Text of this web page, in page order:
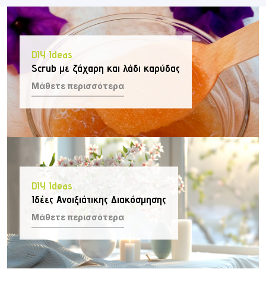
DIY Ideas
Scrub με ζάχαρη και λάδι καρύδας
Μάθετε περισσότερα
DIY Ideas
Ιδέες Ανοιξιάτικης Διακόσμησης
Μάθετε περισσότερα